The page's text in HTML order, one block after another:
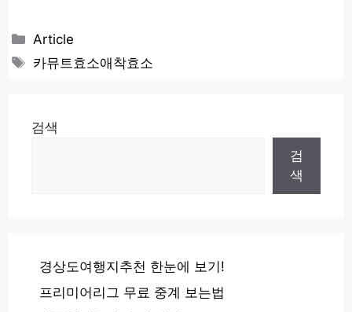
카
테
고
Article
태
카뮤트효소애착효소
검색
검
색
경상도여행지추천 한눈에 보기!
프리미어리그 무료 중계 보는법